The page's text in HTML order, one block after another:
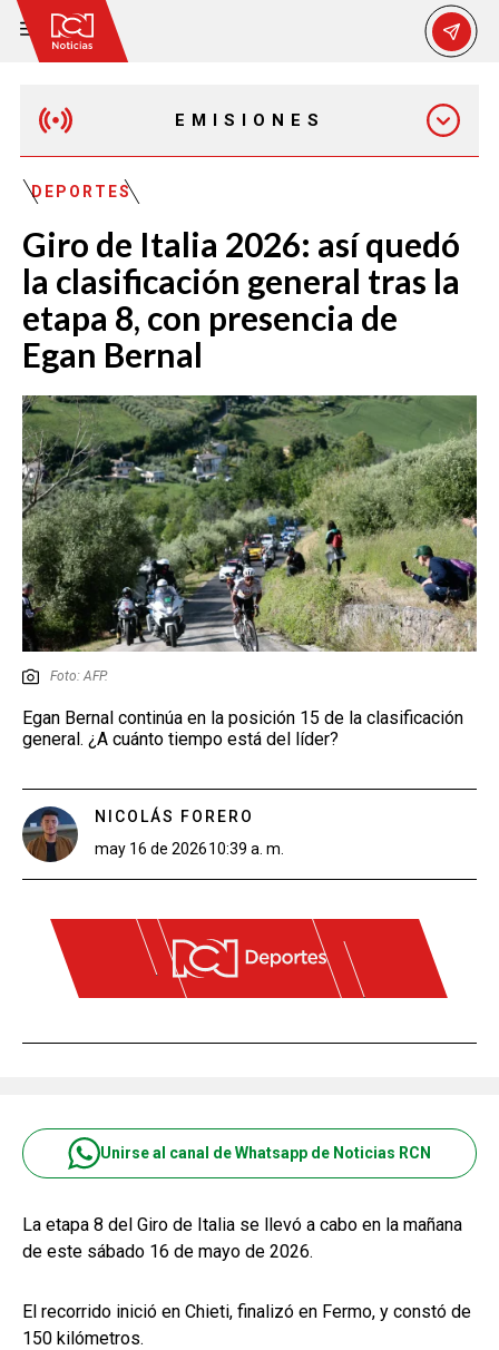
EMISIONES
EMISIÓN 7:00 PM
DEPORTES
Giro de Italia 2026: así quedó
la clasificación general tras la
etapa 8, con presencia de
Egan Bernal
Foto: AFP.
Egan Bernal continúa en la posición 15 de la clasificación
general. ¿A cuánto tiempo está del líder?
NICOLÁS FORERO
may 16 de 202610:39 a. m.
Unirse al canal de Whatsapp de Noticias RCN
La etapa 8 del Giro de Italia se llevó a cabo en la mañana
de este sábado 16 de mayo de 2026.
El recorrido inició en Chieti, finalizó en Fermo, y constó de
150 kilómetros.